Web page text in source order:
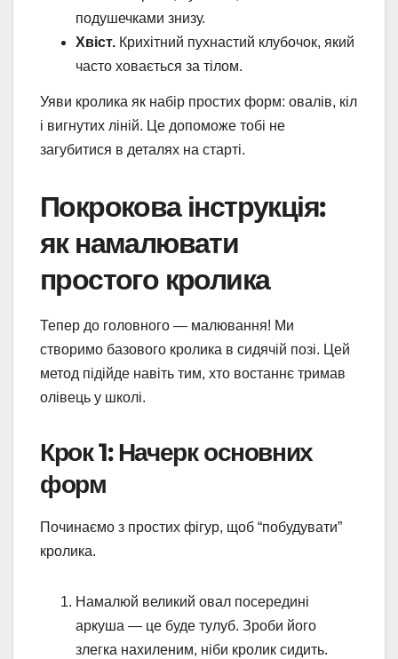
подушечками знизу.
Хвіст. Крихітний пухнастий клубочок, який
часто ховається за тілом.
Уяви кролика як набір простих форм: овалів, кіл
і вигнутих ліній. Це допоможе тобі не
загубитися в деталях на старті.
Покрокова інструкція:
як намалювати
простого кролика
Тепер до головного — малювання! Ми
створимо базового кролика в сидячій позі. Цей
метод підійде навіть тим, хто востаннє тримав
олівець у школі.
Крок 1: Начерк основних
форм
Починаємо з простих фігур, щоб “побудувати”
кролика.
Намалюй великий овал посередині
аркуша — це буде тулуб. Зроби його
злегка нахиленим, ніби кролик сидить.